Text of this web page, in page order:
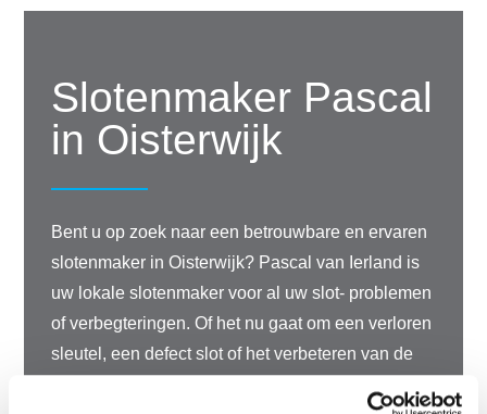
Slotenmaker Pascal
in Oisterwijk
Bent u op zoek naar een betrouwbare en ervaren
slotenmaker in Oisterwijk? Pascal van Ierland is
uw lokale slotenmaker voor al uw slot- problemen
of verbegteringen. Of het nu gaat om een verloren
sleutel, een defect slot of het verbeteren van de